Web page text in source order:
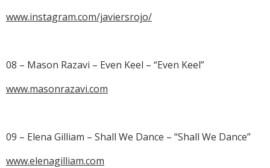
www.instagram.com/javiersrojo/
08 – Mason Razavi – Even Keel – “Even Keel”
www.masonrazavi.com
09 – Elena Gilliam – Shall We Dance – “Shall We Dance”
www.elenagilliam.com